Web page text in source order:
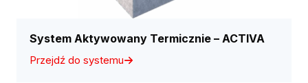
System Aktywowany Termicznie – ACTIVA
Przejdź do systemu